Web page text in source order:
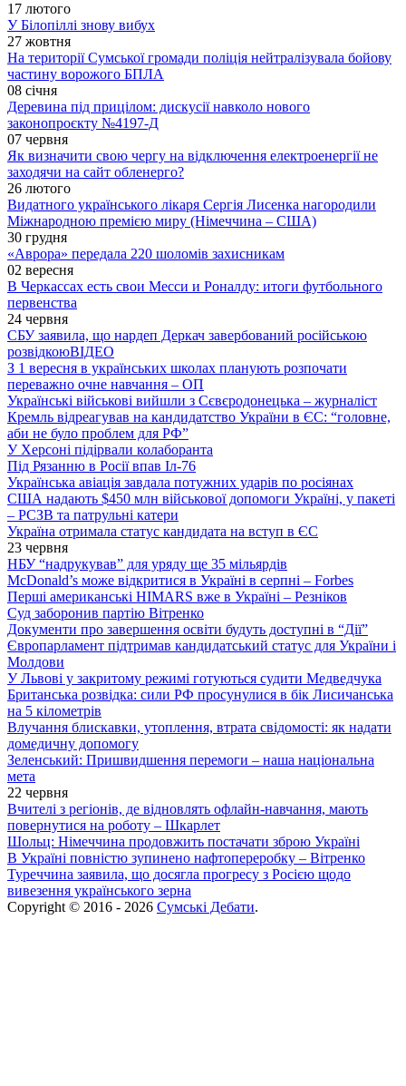
17 лютого
У Білопіллі знову вибух
27 жовтня
На території Сумської громади поліція нейтралізувала бойову
частину ворожого БПЛА
08 січня
Деревина під прицілом: дискусії навколо нового
законопроєкту №4197-Д
07 червня
Як визначити свою чергу на відключення електроенергії не
заходячи на сайт обленерго?
26 лютого
Видатного українського лікаря Сергія Лисенка нагородили
Міжнародною премією миру (Німеччина – США)
30 грудня
«Аврора» передала 220 шоломів захисникам
02 вересня
В Черкассах есть свои Месси и Роналду: итоги футбольного
первенства
24 червня
СБУ заявила, що нардеп Деркач завербований російською
розвідкоюВІДЕО
З 1 вересня в українських школах планують розпочати
переважно очне навчання – ОП
Українські військові вийшли з Сєвєродонецька – журналіст
Кремль відреагував на кандидатство України в ЄС: “головне,
аби не було проблем для РФ”
У Херсоні підірвали колаборанта
Під Рязанню в Росії впав Іл-76
Українська авіація завдала потужних ударів по росіянах
США надають $450 млн військової допомоги Україні, у пакеті
– РСЗВ та патрульні катери
Україна отримала статус кандидата на вступ в ЄС
23 червня
НБУ “надрукував” для уряду ще 35 мільярдів
McDonald’s може відкритися в Україні в серпні – Forbes
Перші американські HIMARS вже в Україні – Резніков
Суд заборонив партію Вітренко
Документи про завершення освіти будуть доступні в “Дії”
Європарламент підтримав кандидатський статус для України і
Молдови
У Львові у закритому режимі готуються судити Медведчука
Британська розвідка: сили РФ просунулися в бік Лисичанська
на 5 кілометрів
Влучання блискавки, утоплення, втрата свідомості: як надати
домедичну допомогу
Зеленський: Пришвидшення перемоги – наша національна
мета
22 червня
Вчителі з регіонів, де відновлять офлайн-навчання, мають
повернутися на роботу – Шкарлет
Шольц: Німеччина продовжить постачати зброю Україні
В Україні повністю зупинено нафтопереробку – Вітренко
Туреччина заявила, що досягла прогресу з Росією щодо
вивезення українського зерна
Copyright © 2016 - 2026 Сумські Дебати.